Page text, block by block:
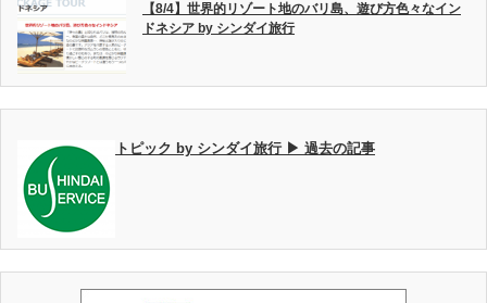
【8/4】世界的リゾート地のバリ島、遊び方色々なイン
ドネシア by シンダイ旅行
トピック by シンダイ旅行 ▶ 過去の記事